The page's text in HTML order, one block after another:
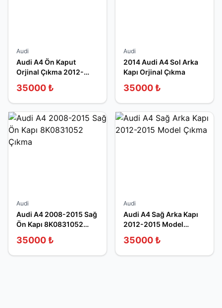
Audi
Audi A4 Ön Kaput
Orjinal Çıkma 2012-
35000 ₺
Audi
2014 Audi A4 Sol Arka
Kapı Orjinal Çıkma
35000 ₺
Audi
Audi A4 2008-2015 Sağ
Ön Kapı 8K0831052
35000 ₺
Audi
Audi A4 Sağ Arka Kapı
2012-2015 Model
35000 ₺